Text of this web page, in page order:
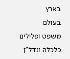
בארץ
בעולם
משפט ופלילים
כלכלה ונדל"ן